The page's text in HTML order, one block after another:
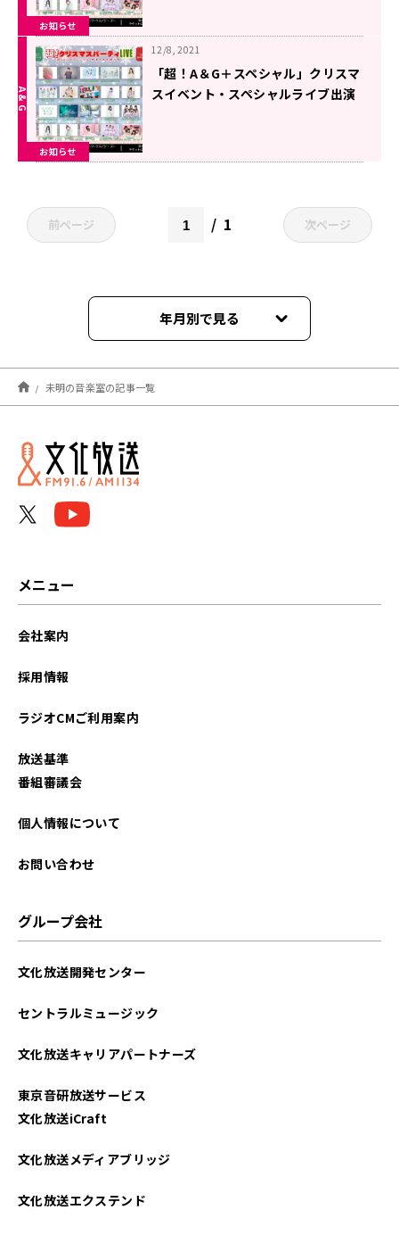
お知らせ
お知らせ
12/8, 2021
「超！A＆G＋スペシャル」クリスマ
スイベント・スペシャルライブ出演
前ページ 1 次ページ
年月別で見る
2021年12月
未明の音楽室の記事一覧
メニュー
会社案内
採用情報
ラジオCMご利用案内
放送基準
番組審議会
個人情報について
お問い合わせ
グループ会社
文化放送開発センター
セントラルミュージック
文化放送キャリアパートナーズ
東京音研放送サービス
文化放送iCraft
文化放送メディアブリッジ
文化放送エクステンド